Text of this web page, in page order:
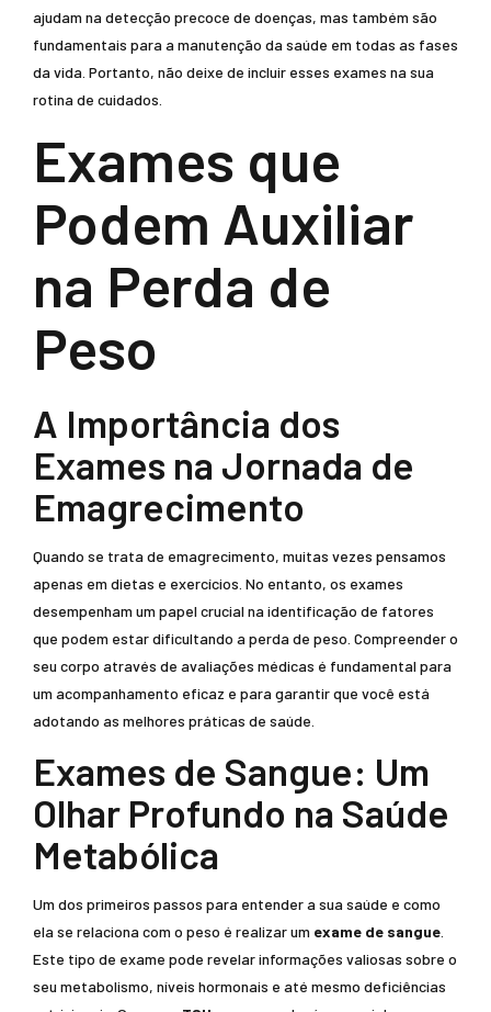
ajudam na detecção precoce de doenças, mas também são
fundamentais para a manutenção da saúde em todas as fases
da vida. Portanto, não deixe de incluir esses exames na sua
rotina de cuidados.
Exames que
Podem Auxiliar
na Perda de
Peso
A Importância dos
Exames na Jornada de
Emagrecimento
Quando se trata de emagrecimento, muitas vezes pensamos
apenas em dietas e exercícios. No entanto, os exames
desempenham um papel crucial na identificação de fatores
que podem estar dificultando a perda de peso. Compreender o
seu corpo através de avaliações médicas é fundamental para
um acompanhamento eficaz e para garantir que você está
adotando as melhores práticas de saúde.
Exames de Sangue: Um
Olhar Profundo na Saúde
Metabólica
Um dos primeiros passos para entender a sua saúde e como
ela se relaciona com o peso é realizar um exame de sangue
Este tipo de exame pode revelar informações valiosas sobre o
seu metabolismo, níveis hormonais e até mesmo deficiências